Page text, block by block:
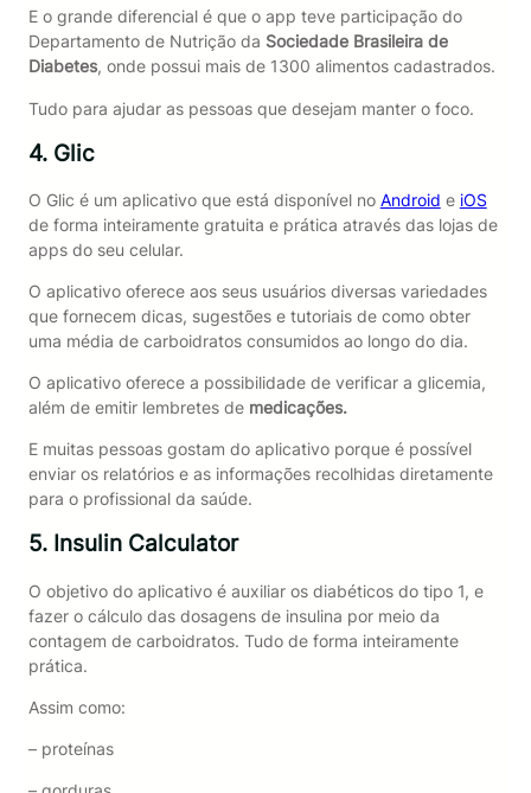
E o grande diferencial é que o app teve participação do
Departamento de Nutrição da Sociedade Brasileira de
Diabetes, onde possui mais de 1300 alimentos cadastrados.
Tudo para ajudar as pessoas que desejam manter o foco.
4. Glic
O Glic é um aplicativo que está disponível no Android e iOS
de forma inteiramente gratuita e prática através das lojas de
apps do seu celular.
O aplicativo oferece aos seus usuários diversas variedades
que fornecem dicas, sugestões e tutoriais de como obter
uma média de carboidratos consumidos ao longo do dia.
O aplicativo oferece a possibilidade de verificar a glicemia,
além de emitir lembretes de medicações.
E muitas pessoas gostam do aplicativo porque é possível
enviar os relatórios e as informações recolhidas diretamente
para o profissional da saúde.
5. Insulin Calculator
O objetivo do aplicativo é auxiliar os diabéticos do tipo 1, e
fazer o cálculo das dosagens de insulina por meio da
contagem de carboidratos. Tudo de forma inteiramente
prática.
Assim como:
– proteínas